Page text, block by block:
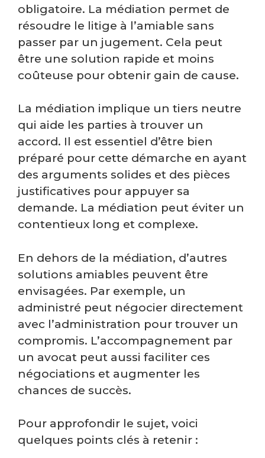
obligatoire. La médiation permet de
résoudre le litige à l’amiable sans
passer par un jugement. Cela peut
être une solution rapide et moins
coûteuse pour obtenir gain de cause.
La médiation implique un tiers neutre
qui aide les parties à trouver un
accord. Il est essentiel d’être bien
préparé pour cette démarche en ayant
des arguments solides et des pièces
justificatives pour appuyer sa
demande. La médiation peut éviter un
contentieux long et complexe.
En dehors de la médiation, d’autres
solutions amiables peuvent être
envisagées. Par exemple, un
administré peut négocier directement
avec l’administration pour trouver un
compromis. L’accompagnement par
un avocat peut aussi faciliter ces
négociations et augmenter les
chances de succès.
Pour approfondir le sujet, voici
quelques points clés à retenir :